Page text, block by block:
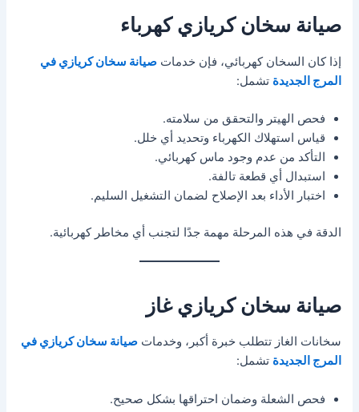
صيانة سخان كريازي كهرباء
إذا كان السخان كهربائي، فإن خدماتصيانة سخان كريازي في
المرج الجديدة تشمل:
فحص الهيتر والتحقق من سلامته.
قياس استهلاك الكهرباء وتحديد أي خلل.
التأكد من عدم وجود ماس كهربائي.
استبدال أي قطعة تالفة.
اختبار الأداء بعد الإصلاح لضمان التشغيل السليم.
الدقة في هذه المرحلة مهمة جدًا لتجنب أي مخاطر كهربائية.
صيانة سخان كريازي غاز
سخانات الغاز تتطلب خبرة أكبر، وخدماتصيانة سخان كريازي في
المرج الجديدة تشمل:
فحص الشعلة وضمان احتراقها بشكل صحيح.